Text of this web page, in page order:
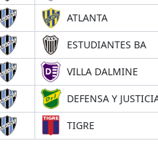
ATLANTA
ESTUDIANTES BA
VILLA DALMINE
DEFENSA Y
TIGRE